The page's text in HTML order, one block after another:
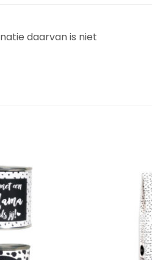
daarvan is niet
Add to
Wishlist